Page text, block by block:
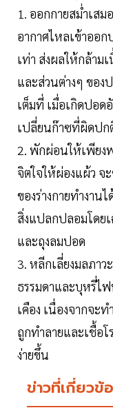
1. ออกกายสม่ำเส
อากาศไหลเข้าออ
เท่า ส่งผลให้กล้าม
และส่วนต่างๆ ของ
เต็มที่ เมื่อเกิดปอ
เปลี่ยนก๊าซที่ผิดป
2. พักผ่อนให้เพียง
จิตใจให้ผ่องแผ้ว
ของร่างกายทำงาน
สิ่งแปลกปลอมโดย
และถุงลมปอด
3. หลีกเลี่ยงมลภาว
ธรรมดาและบุหรี่ไ
เคือง เนื่องจากจะ
ถูกทำลายและเชื้อ
ง่ายขึ้น
ข่าวที่เกี่ยวข้